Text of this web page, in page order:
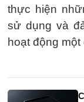
thực hiện
sử dụng và
hoạt động